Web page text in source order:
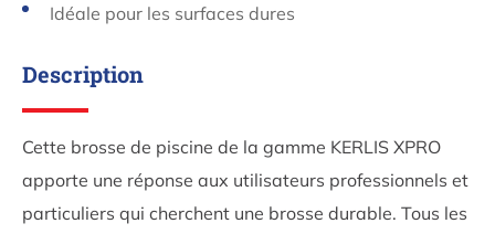
Idéale pour les surfaces dures
Description
Cette brosse de piscine de la gamme KERLIS XPRO
apporte une réponse aux utilisateurs professionnels et
particuliers qui cherchent une brosse durable. Tous les